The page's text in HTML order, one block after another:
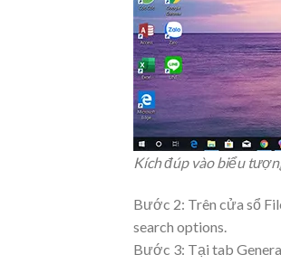
Kích đúp vào biểu
Bước 2: Trên cửa sổ
search options.
Bước 3: Tại tab